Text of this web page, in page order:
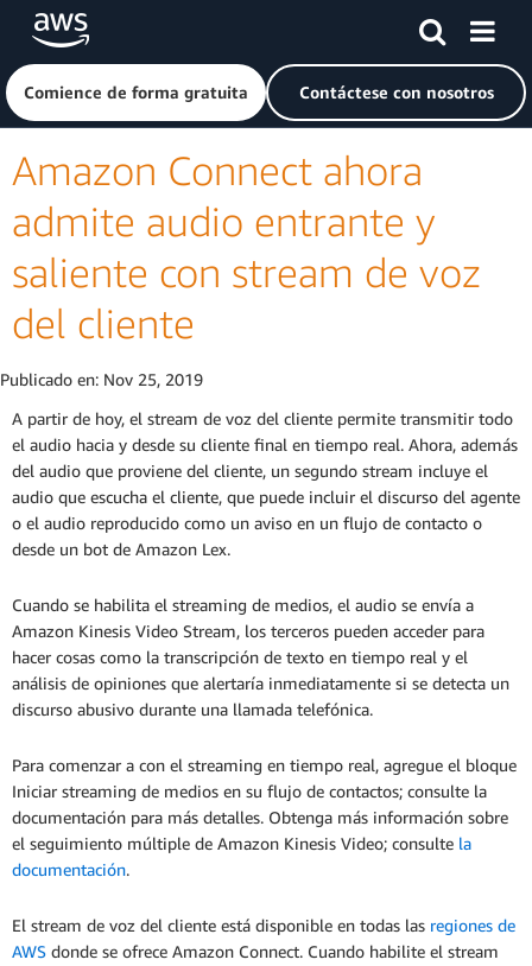
Saltar al contenido principal
Haga clic aquí para volver a la página de inicio de Amazon
Comience de forma gratuita Contáctese con nosotros
Amazon Connect ahora
admite audio entrante y
saliente con stream de voz
del cliente
Publicado en: Nov 25, 2019
A partir de hoy, el stream de voz del cliente permite transmitir todo
el audio hacia y desde su cliente final en tiempo real. Ahora, además
del audio que proviene del cliente, un segundo stream incluye el
audio que escucha el cliente, que puede incluir el discurso del agente
o el audio reproducido como un aviso en un flujo de contacto o
desde un bot de Amazon Lex.
Cuando se habilita el streaming de medios, el audio se envía a
Amazon Kinesis Video Stream, los terceros pueden acceder para
hacer cosas como la transcripción de texto en tiempo real y el
análisis de opiniones que alertaría inmediatamente si se detecta un
discurso abusivo durante una llamada telefónica.
Para comenzar a con el streaming en tiempo real, agregue el bloque
Iniciar streaming de medios en su flujo de contactos; consulte la
documentación para más detalles. Obtenga más información sobre
el seguimiento múltiple de Amazon Kinesis Video; consulte la
documentación.
El stream de voz del cliente está disponible en todas las regiones de
AWS donde se ofrece Amazon Connect. Cuando habilite el stream